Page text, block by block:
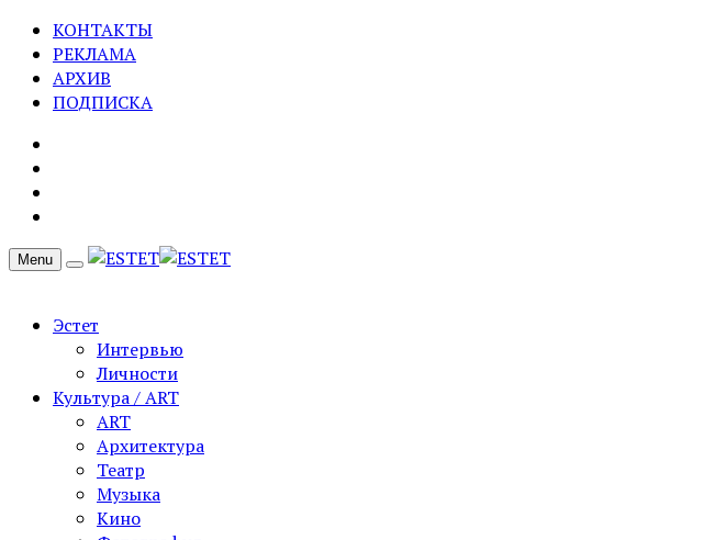
КОНТАКТЫ
РЕКЛАМА
АРХИВ
ПОДПИСКА
Menu
Эстет
Интервью
Личности
Культура / ART
ART
Архитектура
Театр
Музыка
Кино